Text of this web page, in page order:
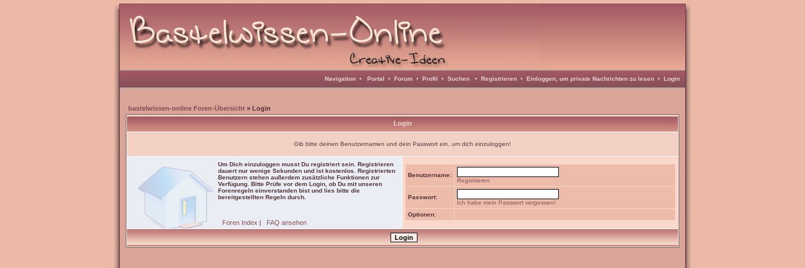
Navigation • Portal • Forum • Profil • Suchen • Registrieren • Einloggen, um private Nachrichten zu lesen • Login
bastelwissen-online Foren-Übersicht » Login
Login
Gib bitte deinen Benutzernamen und dein Passwort ein, um dich einzuloggen!
Um Dich einzuloggen musst Du registriert sein. Registrieren
dauert nur wenige Sekunden und ist kostenlos. Registrierten
Benutzern stehen außerdem zusätzliche Funktionen zur
Verfügung. Bitte Prüfe vor dem Login, ob Du mit unseren
Forenregeln einverstanden bist und lies bitte die
bereitgestellten Regeln durch.
Foren Index | FAQ ansehen
Benutzername:
Registrieren
Passwort:
Ich habe mein Passwort vergessen!
Optionen: